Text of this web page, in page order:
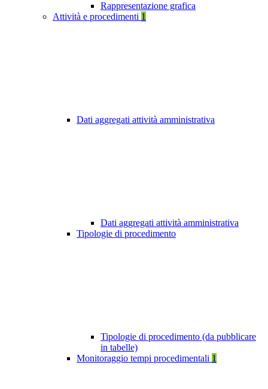
Rappresentazione grafica
Attività e procedimenti 1
Dati aggregati attività amministrativa
Dati aggregati attività amministrativa
Tipologie di procedimento
Tipologie di procedimento (da pubblicare
in tabelle)
Monitoraggio tempi procedimentali 1